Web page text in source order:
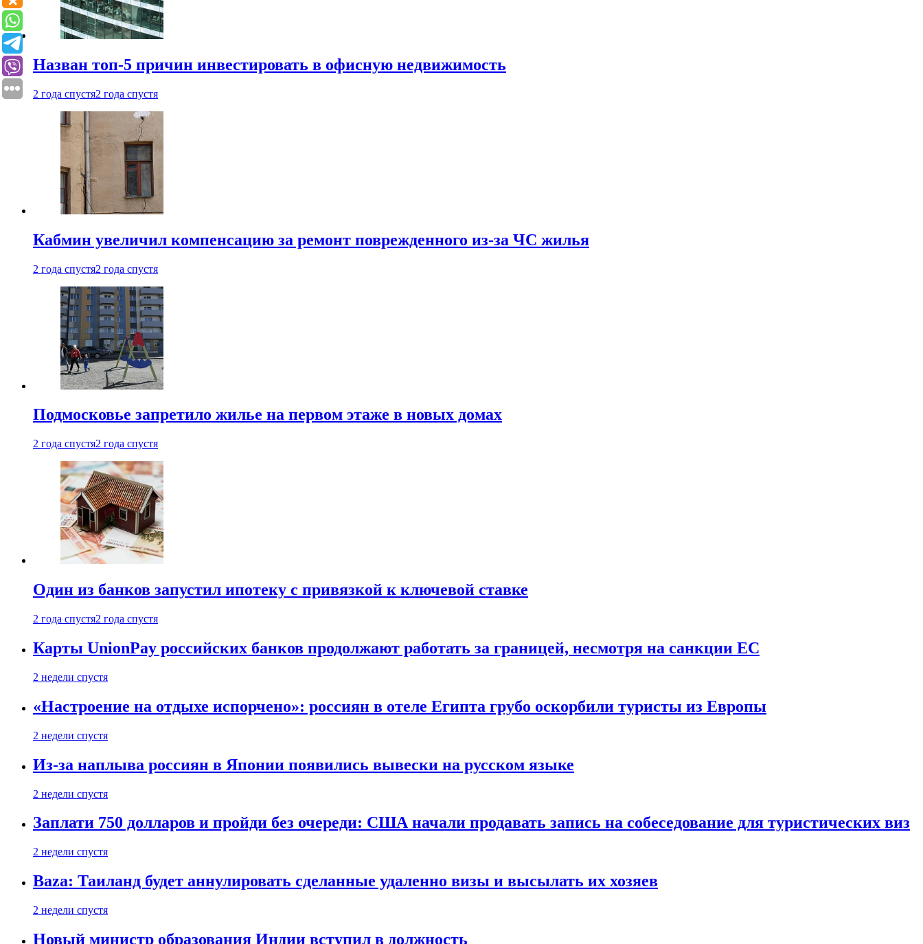
Назван топ-5 причин инвестировать в офисную недвижимость
2 года спустя2 года спустя
Кабмин увеличил компенсацию за ремонт поврежденного из-за ЧС жилья
2 года спустя2 года спустя
Подмосковье запретило жилье на первом этаже в новых домах
2 года спустя2 года спустя
Один из банков запустил ипотеку с привязкой к ключевой ставке
2 года спустя2 года спустя
Карты UnionPay российских банков продолжают работать за границей, несмотря на санкции ЕС
2 недели спустя
«Настроение на отдыхе испорчено»: россиян в отеле Египта грубо оскорбили туристы из Европы
2 недели спустя
Из-за наплыва россиян в Японии появились вывески на русском языке
2 недели спустя
Заплати 750 долларов и пройди без очереди: США начали продавать запись на собеседование для туристических виз
2 недели спустя
Baza: Таиланд будет аннулировать сделанные удаленно визы и высылать их хозяев
2 недели спустя
Новый министр образования Индии вступил в должность